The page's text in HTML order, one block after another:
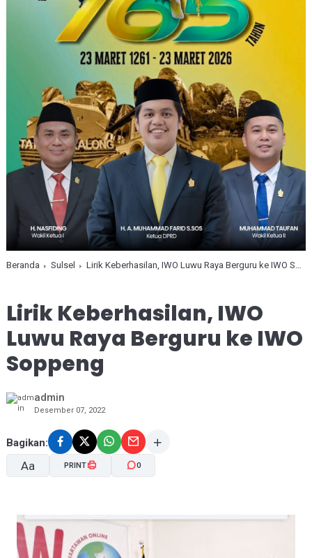
Beranda Sulsel Lirik Keberhasilan, IWO Luwu Raya Berguru ke IWO Soppeng
Lirik Keberhasilan, IWO
Luwu Raya Berguru ke IWO
Soppeng
admin
Desember 07, 2022
Bagikan:
Aa
A- A+
PRINT 0